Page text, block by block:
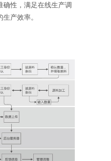
确性，满足在线生产调
产效率。